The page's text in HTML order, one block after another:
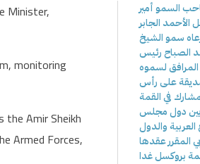
Minister,
monitoring
Amir Sheikh
Armed Forces,
السمو أمير
الأحمد الجابر
سمو الشيخ
الصباح رئيس
لسموه
على رأس
في القمة
بين دول مجلس
والدول
المقرر عقدها